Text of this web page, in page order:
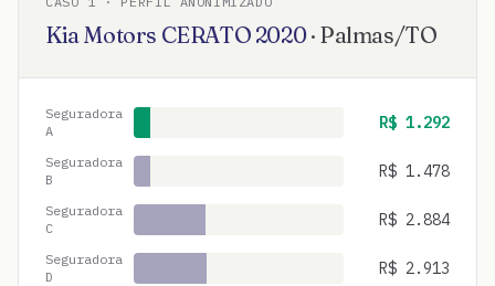
Kia Motors CERATO 2020· Palmas/TO
Seguradora
A
R$ 1.292
Seguradora
B
R$ 1.478
Seguradora
C
R$ 2.884
Seguradora
D
R$ 2.913